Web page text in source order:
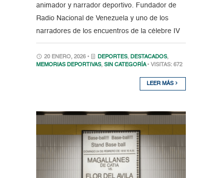
animador y narrador deportivo. Fundador de
Radio Nacional de Venezuela y uno de los
narradores de los encuentros de la célebre IV
20 ENERO, 2026 • DEPORTES, DESTACADOS,
MEMORIAS DEPORTIVAS, SIN CATEGORÍA • VISITAS: 672
LEER MÁS